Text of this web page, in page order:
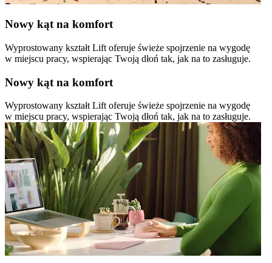
Nowy kąt na komfort
Wyprostowany kształt Lift oferuje świeże spojrzenie na wygodę
w miejscu pracy, wspierając Twoją dłoń tak, jak na to zasługuje.
Nowy kąt na komfort
Wyprostowany kształt Lift oferuje świeże spojrzenie na wygodę
w miejscu pracy, wspierając Twoją dłoń tak, jak na to zasługuje.